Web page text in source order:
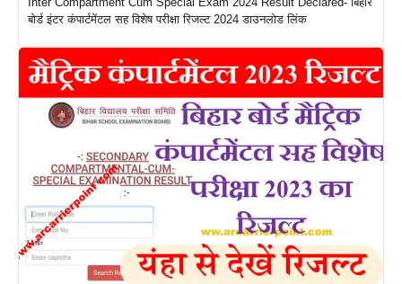
बोर्ड इंटर कंपार्टमेंटल सह विशेष परीक्षा रिजल्ट 2024 डाउनलोड लिंक